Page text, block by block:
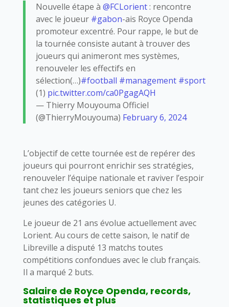
Nouvelle étape à @FCLorient: rencontre
avec le joueur #gabon-ais Royce Openda
promoteur excentré. Pour rappe, le but de
la tournée consiste autant à trouver des
joueurs qui animeront mes systèmes,
renouveler les effectifs en
sélection(…)#football #management #sport
(1) pic.twitter.com/ca0PgagAQH
— Thierry Mouyouma Officiel
(@ThierryMouyouma) February 6, 2024
L’objectif de cette tournée est de repérer des
joueurs qui pourront enrichir ses stratégies,
renouveler l’équipe nationale et raviver l’espoir
tant chez les joueurs seniors que chez les
jeunes des catégories U.
Le joueur de 21 ans évolue actuellement avec
Lorient. Au cours de cette saison, le natif de
Libreville a disputé 13 matchs toutes
compétitions confondues avec le club français.
Il a marqué 2 buts.
Salaire de Royce Openda, records,
statistiques et plus